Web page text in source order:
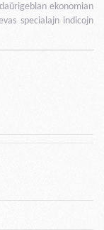
ekonomian
specialajn indicojn